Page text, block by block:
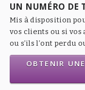
UN NUMÉRO DE
Mis à disposition
vos clients ou si vos
ou s’ils l’ont perdu
OBTENIR